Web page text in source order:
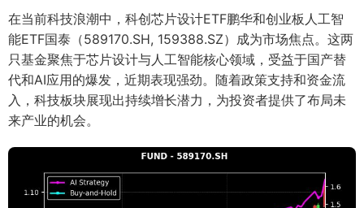
在当前科技浪潮中，科创芯片设计ETF鹏华和创业板人工智
能ETF国泰（589170.SH, 159388.SZ）成为市场焦点。这两
只基金聚焦于芯片设计与人工智能核心领域，受益于国产替
代和AI应用的爆发，近期表现强劲。随着政策支持和资金流
入，科技板块展现出持续增长潜力，为投资者提供了布局未
来产业的机会。